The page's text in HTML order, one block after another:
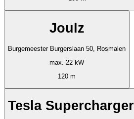
Joulz
Burgemeester Burgerslaan 50, Rosmalen
max. 22 kW
120 m
Tesla Supercharger